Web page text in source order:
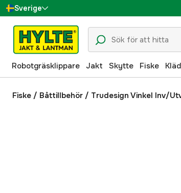
Sverige
Danmark
Suomi
Norge
Deutschland
Robotgräsklippare Jakt Skytte Fiske
Fiske / Båttillbehör / Trudesign Vinkel Inv/